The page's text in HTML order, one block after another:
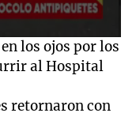
los ojos por los
al Hospital
retornaron con